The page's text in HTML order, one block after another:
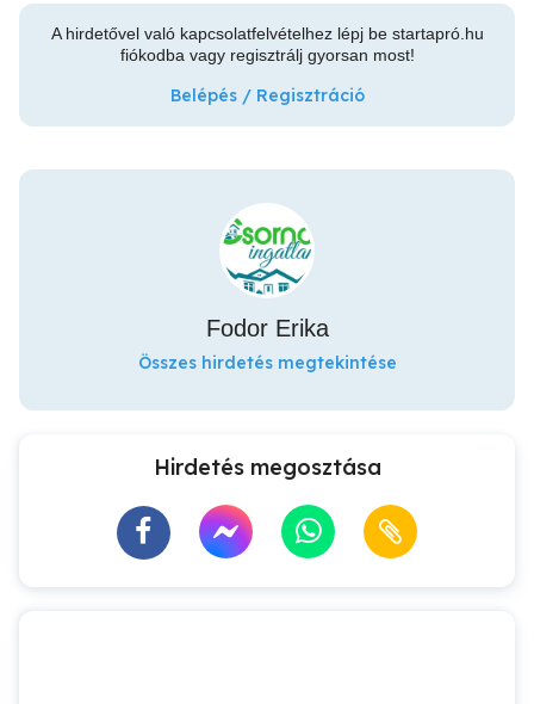
A hirdetővel való kapcsolatfelvételhez lépj be startapró.hu
fiókodba vagy regisztrálj gyorsan most!
Belépés / Regisztráció
Fodor Erika
Összes hirdetés megtekintése
Hirdetés megosztása